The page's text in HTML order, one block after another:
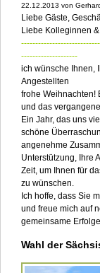
22.12.2013 von
Liebe Gäste,
Liebe Kolleginnen &
--------------------
ich wünsche Ihnen,
Angestellten
frohe Weihnachten!
und das
Ein Jahr, das uns
schöne
angenehme
Unterstützung, Ihre
Zeit, um Ihnen für
zu wünschen.
Ich hoffe, dass Sie
und freue mich auf
gemeinsame
Wahl der